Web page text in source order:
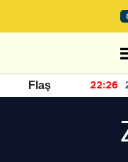
Flaş 22:26